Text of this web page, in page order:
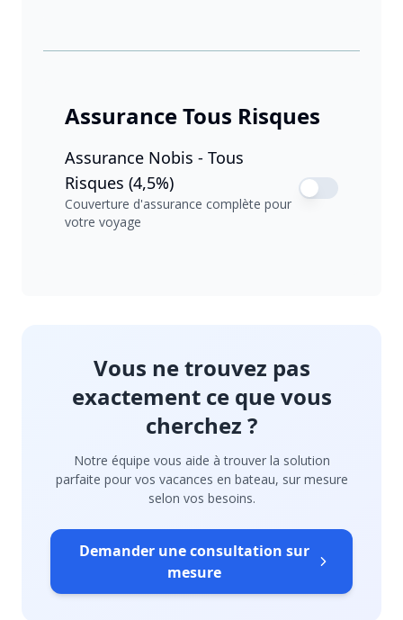
Assurance Tous Risques
Assurance Nobis - Tous
Risques (4,5%)
Couverture d'assurance complète pour
votre voyage
Vous ne trouvez pas
exactement ce que vous
cherchez ?
Notre équipe vous aide à trouver la solution
parfaite pour vos vacances en bateau, sur mesure
selon vos besoins.
Demander une consultation sur
mesure